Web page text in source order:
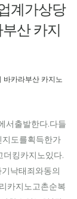
계가상당
산 카지
바카라부산 카지노
서출발한다.다들
도를획득한가
더킹카지노있다.
낙태죄와동의
카지노고촌순복